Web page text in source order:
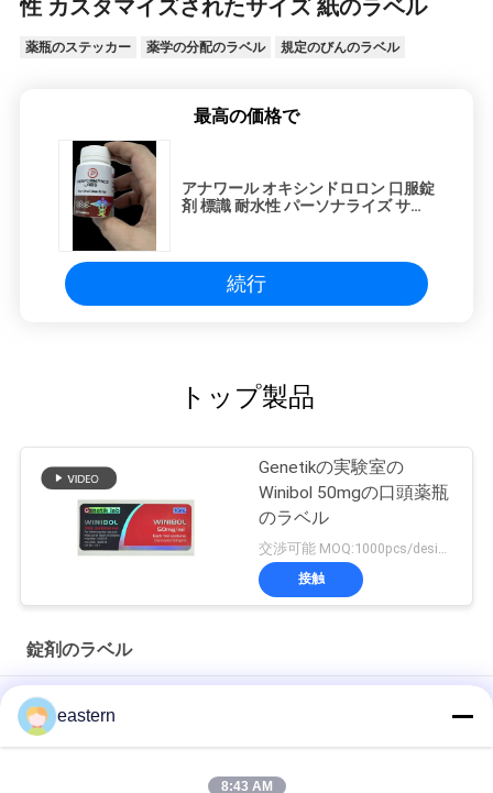
性 カスタマイズされたサイズ 紙のラベル
薬瓶のステッカー 薬学の分配のラベル 規定のびんのラベル
最高の価格で
アナワール オキシンドロロン 口服錠
剤 標識 耐水性 パーソナライズ サイ
続行
トップ製品
Genetikの実験室の
Winibol 50mgの口頭薬瓶
のラベル
接触
錠剤のラベル
シアリス タダラフィル 100mg 経口用ラベル
SS-31 強い粘着剤 ペンチド 錠剤 錠剤
eastern
8:43 AM